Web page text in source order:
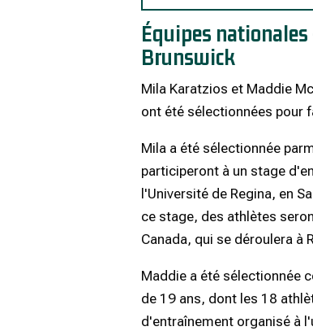
Équipes
Brunswick
Mila Karatzios et Maddie
ont été sélectionnées pour
Mila a été sélectionnée
participeront à un stage
l'Université de Regina, en
ce stage, des athlètes
Canada, qui se déroulera à
Maddie a été sélectionnée
de 19 ans, dont les 18
d'entraînement organisé à